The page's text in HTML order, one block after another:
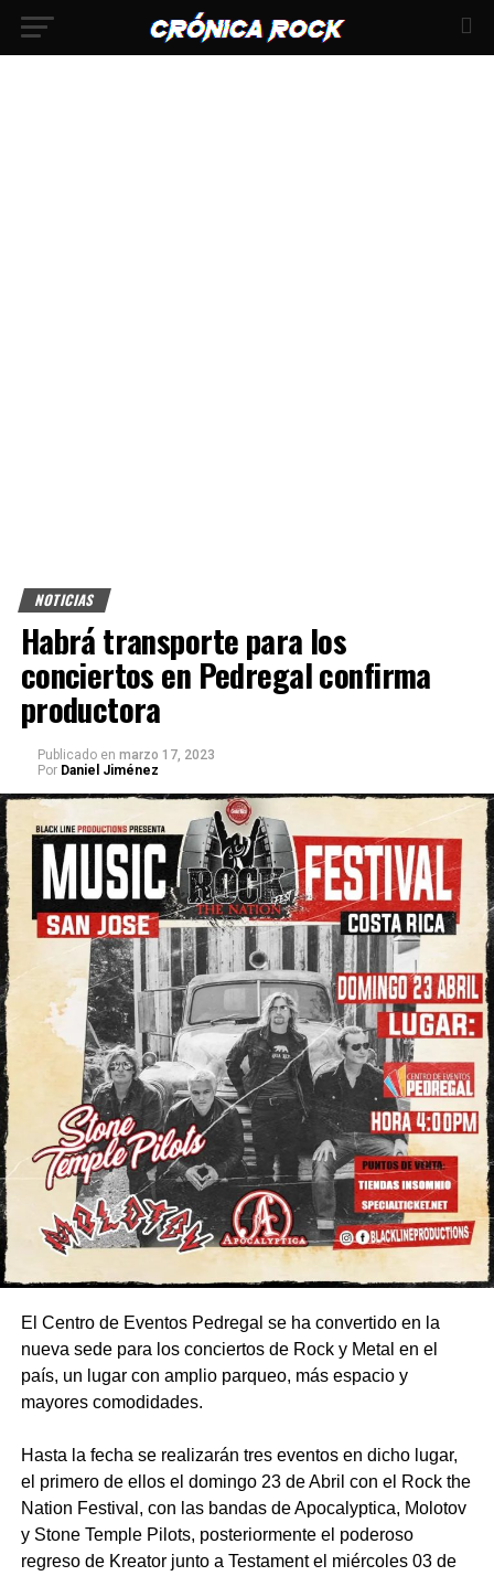
NOTICIAS
Habrá transporte para los
conciertos en Pedregal confirma
productora
Publicado en marzo 17, 2023
Por Daniel Jiménez
El Centro de Eventos Pedregal se ha convertido en la
nueva sede para los conciertos de Rock y Metal en el
país, un lugar con amplio parqueo, más espacio y
mayores comodidades.
Hasta la fecha se realizarán tres eventos en dicho lugar,
el primero de ellos el domingo 23 de Abril con el Rock the
Nation Festival, con las bandas de Apocalyptica, Molotov
y Stone Temple Pilots, posteriormente el poderoso
regreso de Kreator junto a Testament el miércoles 03 de